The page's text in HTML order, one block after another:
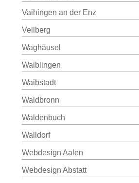
Vaihingen an der Enz
Vellberg
Waghäusel
Waiblingen
Waibstadt
Waldbronn
Waldenbuch
Walldorf
Webdesign Aalen
Webdesign Abstatt